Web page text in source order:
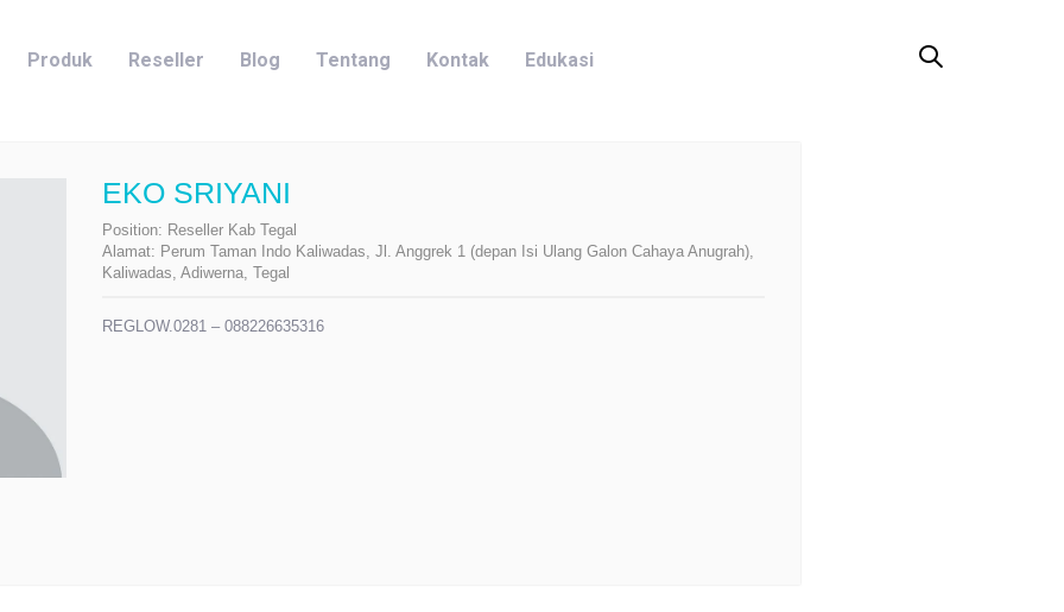
Produk Reseller Blog Tentang Kontak Edukasi
EKO SRIYANI
Position: Reseller Kab Tegal
Alamat: Perum Taman Indo Kaliwadas, Jl. Anggrek 1 (depan Isi Ulang Galon Cahaya Anugrah),
Kaliwadas, Adiwerna, Tegal
REGLOW.0281 – 088226635316